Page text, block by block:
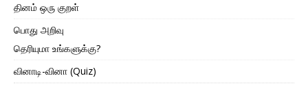
தினம் ஒரு குறள்
பொது அறிவு
தெரியுமா உங்களுக்கு?
வினாடி-வினா (Quiz)